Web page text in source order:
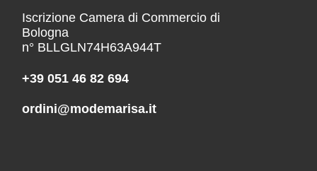
Iscrizione Camera di Commercio di
Bologna
n° BLLGLN74H63A944T
+39 051 46 82 694
ordini@modemarisa.it